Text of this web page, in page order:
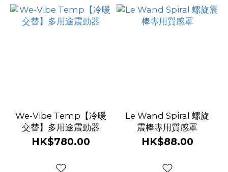
We-Vibe Temp【冷暖
交替】多用途震動器
HK$780.00
Le Wand Spiral 螺旋
震棒專用質感罩
HK$88.00